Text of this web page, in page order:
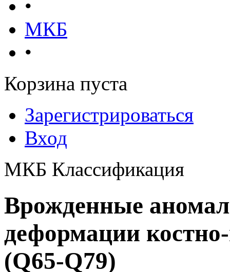
•
МКБ
•
Корзина пуста
Зарегистрироваться
Вход
МКБ Классификация
Врожденные
деформации
(Q65-Q79)